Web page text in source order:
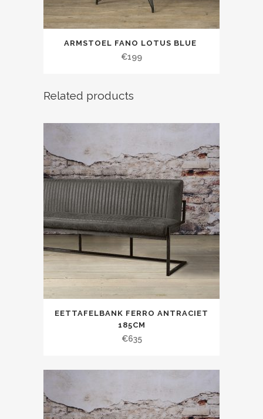
ARMSTOEL FANO LOTUS BLUE
€199
Related products
EETTAFELBANK FERRO ANTRACIET
185CM
€635